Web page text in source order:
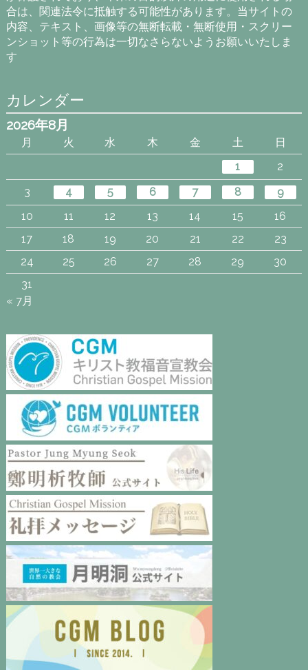
合は、関連法令に抵触する可能性があります。当サイトの
内容、テキスト、画像等の無断転載・無断使用・スクリー
ンショット等の行為は一切なさらないようお願いいたしま
す
カレンダー
2026年8月
月 火 水 木 金 土
日
1
2
3
4 5 6 7 8
9
10
11 12 13 14 15
16
17
18 19 20 21 22
23
24
25 26 27 28 29
30
31
« 7月